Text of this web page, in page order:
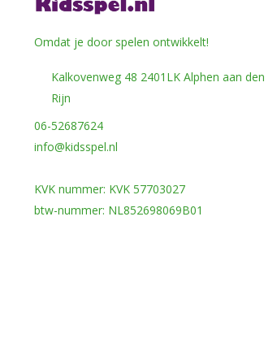
Omdat je door spelen ontwikkelt!
Kalkovenweg 48 2401LK Alphen aan den
Rijn
06-52687624
info@kidsspel.nl
KVK nummer: KVK 57703027
btw-nummer: NL852698069B01